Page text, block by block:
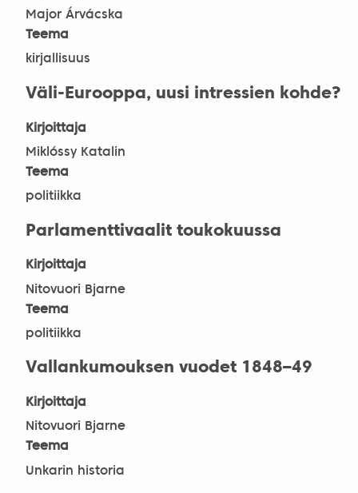
Major Árvácska
Teema
kirjallisuus
Väli-Eurooppa, uusi intressien kohde?
Kirjoittaja
Miklóssy Katalin
Teema
politiikka
Parlamenttivaalit toukokuussa
Kirjoittaja
Nitovuori Bjarne
Teema
politiikka
Vallankumouksen vuodet 1848–49
Kirjoittaja
Nitovuori Bjarne
Teema
Unkarin historia